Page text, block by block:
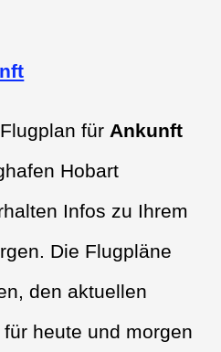
für Ankunft
Hobart
Infos zu Ihrem
Die Flugpläne
den aktuellen
heute und morgen